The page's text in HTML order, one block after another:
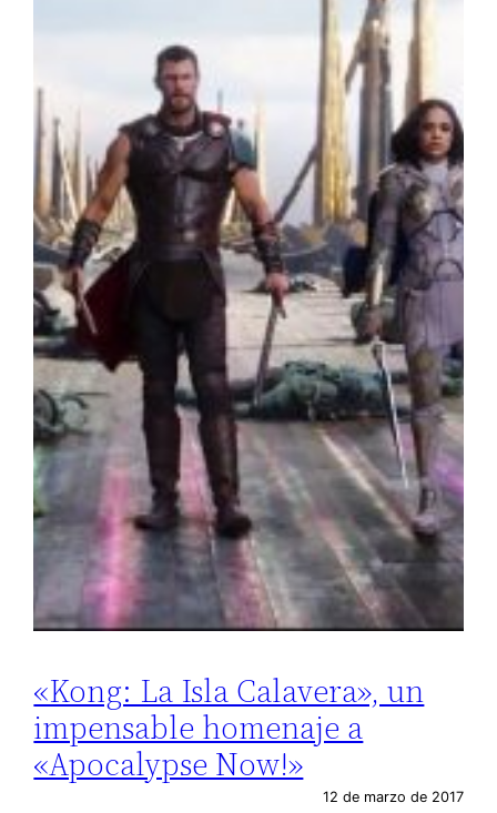
«Kong: La Isla Calavera», un
impensable homenaje a
«Apocalypse Now!»
12 de marzo de 2017